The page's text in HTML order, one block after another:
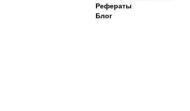
Рефераты
Блог